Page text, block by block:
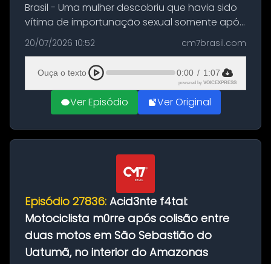
Brasil - Uma mulher descobriu que havia sido
vítima de importunação sexual somente após
assistir a um vídeo que gravou enquanto
treinava na academia de um condomínio em
Feira de Santana, na Bahia. O c...
20/07/2026 10:52 cm7brasil.com
Ouça o texto 0:00 / 1:07
powered by VOICEXPRESS
Ver Episódio Ver Original
Episódio 27836: Acid3nte f4tal:
Motociclista m0rre após colisão entre
duas motos em São Sebastião do
Uatumã, no interior do Amazonas